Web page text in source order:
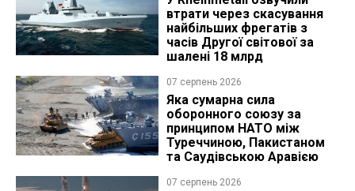
втрати через скасування
найбільших фрегатів з
часів Другої світової за
шалені 18 млрд
07 серпень 2026
Яка сумарна сила
оборонного союзу за
принципом НАТО між
Туреччиною, Пакистаном
та Саудівською Аравією
07 серпень 2026